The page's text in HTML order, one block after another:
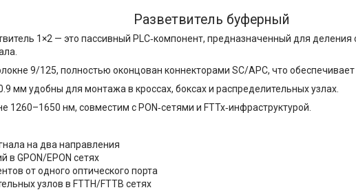
Разветвитель буферный
1×2 — это пассивный PLC‑компонент, предназначенный для деления
9/125, полностью оконцован коннекторами SC/APC, что
мм удобны для монтажа в кроссах, боксах и распределительных узлах.
1260–1650 нм, совместим с PON‑сетями и FTTx‑инфраструктурой.
на два направления
в GPON/EPON сетях
от одного оптического порта
узлов в FTTH/FTTB сетях